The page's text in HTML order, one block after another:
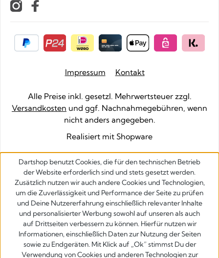
Impressum Kontakt
Alle Preise inkl. gesetzl. Mehrwertsteuer zzgl.
Versandkosten und ggf. Nachnahmegebühren, wenn
nicht anders angegeben.
Realisiert mit Shopware
Dartshop benutzt Cookies, die für den technischen Betrieb
der Website erforderlich sind und stets gesetzt werden.
Zusätzlich nutzen wir auch andere Cookies und Technologien,
um die Zuverlässigkeit und Performance der Seite zu prüfen
und Deine Nutzererfahrung einschließlich relevanter Inhalte
und personalisierter Werbung sowohl auf unseren als auch
auf Drittseiten verbessern zu können. Hierfür nutzen wir
Informationen, einschließlich Daten zur Nutzung der Seiten
sowie zu Endgeräten. Mit Klick auf „Ok” stimmst Du der
Verwendung von Cookies und anderen Technologien zur